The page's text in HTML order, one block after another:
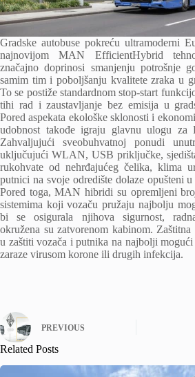
Gradske autobuse pokreću ultramoderni
najnovijom MAN EfficientHybrid
značajno doprinosi smanjenju potrošnje
samim tim i poboljšanju kvalitete zraka u
To se postiže standardnom stop-start
tihi rad i zaustavljanje bez emisija u
Pored aspekata ekološke sklonosti i
udobnost takođe igraju glavnu ulogu
Zahvaljujući sveobuhvatnoj ponudi
uključujući WLAN, USB priključke,
rukohvate od nehrđajućeg čelika, klima
putnici na svoje odredište dolaze opušteni
Pored toga, MAN hibridi su opremljeni
sistemima koji vozaču pružaju najbolju
bi se osigurala njihova sigurnost,
okružena su zatvorenom kabinom. Zaštitna
u zaštiti vozača i putnika na najbolji
zaraze virusom korone ili drugih infekcija.
PREVIOUS
Related Posts